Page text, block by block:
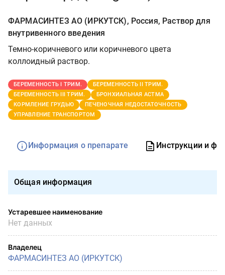
ФАРМАСИНТЕЗ АО (ИРКУТСК), Россия, Раствор для
внутривенного введения
Темно-коричневого или коричневого цвета
коллоидный раствор.
БЕРЕМЕННОСТЬ I ТРИМ.
БЕРЕМЕННОСТЬ II ТРИМ.
БЕРЕМЕННОСТЬ III ТРИМ.
БРОНХИАЛЬНАЯ АСТМА
КОРМЛЕНИЕ ГРУДЬЮ
ПЕЧЕНОЧНАЯ НЕДОСТАТОЧНОСТЬ
УПРАВЛЕНИЕ ТРАНСПОРТОМ
Информация о препарате Инструкции и
Общая информация
Устаревшее наименование
Нет данных
Владелец
ФАРМАСИНТЕЗ АО (ИРКУТСК)